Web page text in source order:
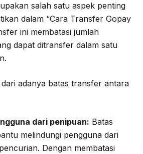
salah satu aspek penting
dalam “Cara Transfer Gopay
ini membatasi jumlah
dapat ditransfer dalam satu
adanya batas transfer antara
dari penipuan: Batas
melindungi pengguna dari
Dengan membatasi